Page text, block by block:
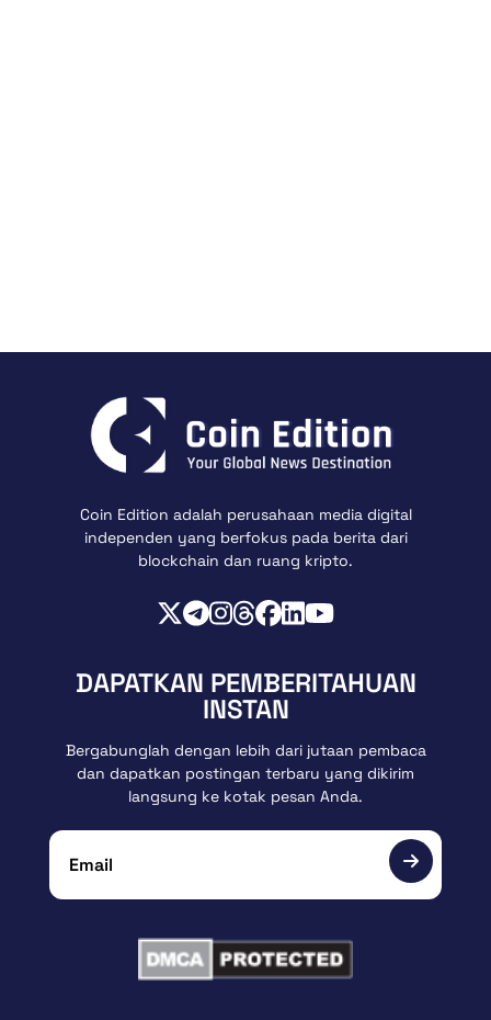
Coin Edition adalah perusahaan media digital
independen yang berfokus pada berita dari
blockchain dan ruang kripto.
DAPATKAN PEMBERITAHUAN
INSTAN
Bergabunglah dengan lebih dari jutaan pembaca
dan dapatkan postingan terbaru yang dikirim
langsung ke kotak pesan Anda.